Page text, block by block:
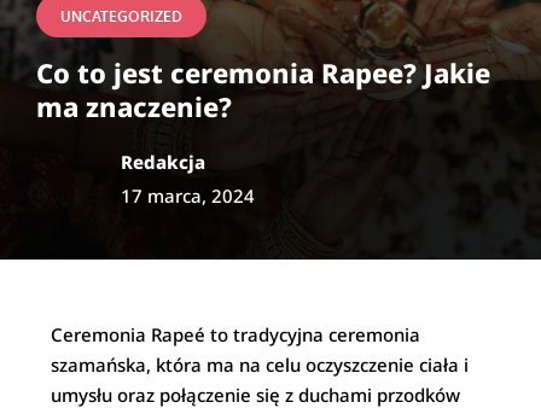
UNCATEGORIZED
Co to jest ceremonia Rapee? Jakie
ma znaczenie?
Redakcja
17 marca, 2024
Ceremonia Rapeé to tradycyjna ceremonia
szamańska, która ma na celu oczyszczenie ciała i
umysłu oraz połączenie się z duchami przodków